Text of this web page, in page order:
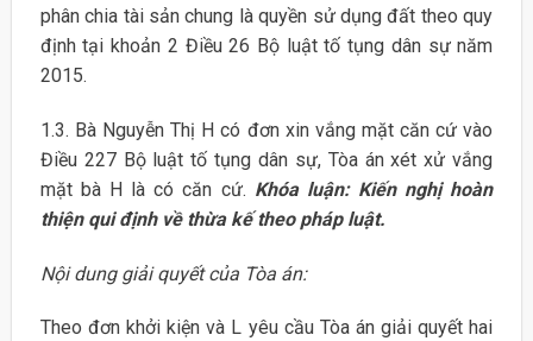
phân chia tài sản chung là quyền sử dụng đất theo quy
định tại khoản 2 Điều 26 Bộ luật tố tụng dân sự năm
2015.
1.3. Bà Nguyễn Thị H có đơn xin vắng mặt căn cứ vào
Điều 227 Bộ luật tố tụng dân sự, Tòa án xét xử vắng
mặt bà H là có căn cứ. Khóa luận: Kiến nghị hoàn
thiện qui định về thừa kế theo pháp luật.
Nội dung giải quyết của Tòa án:
Theo đơn khởi kiện và L yêu cầu Tòa án giải quyết hai